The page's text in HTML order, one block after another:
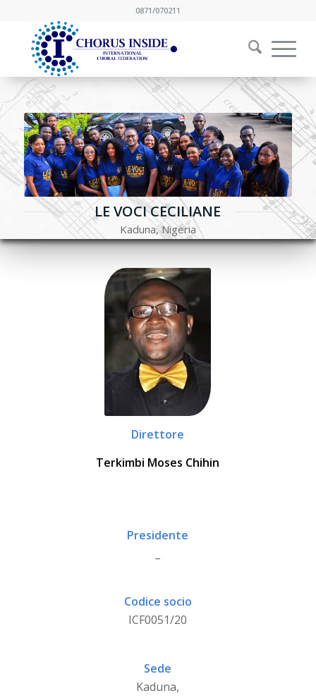
0871/070211
LE VOCI CECILIANE
Kaduna, Nigeria
Direttore
Terkimbi Moses Chihin
Presidente
Codice socio
ICF0051/20
Sede
Kaduna,